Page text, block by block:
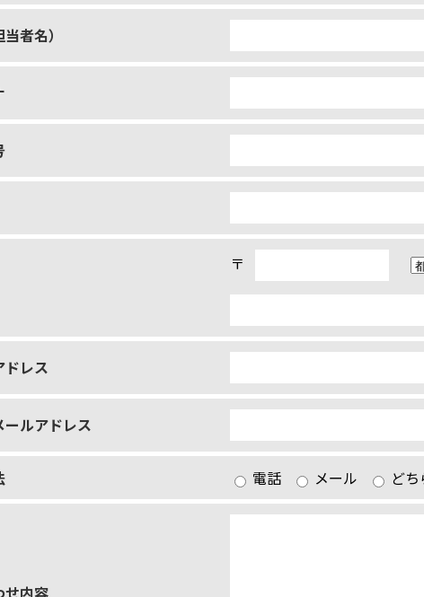
者名）
〒
ドレス
ールアドレス
電話 メール ど
せ内容